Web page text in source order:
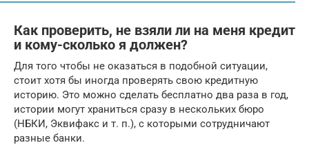
Как проверить, не взяли ли на меня кредит
и кому-сколько я должен?
Для того чтобы не оказаться в подобной ситуации,
стоит хотя бы иногда проверять свою кредитную
историю. Это можно сделать бесплатно два раза в год,
истории могут храниться сразу в нескольких бюро
(НБКИ, Эквифакс и т. п.), с которыми сотрудничают
разные банки.